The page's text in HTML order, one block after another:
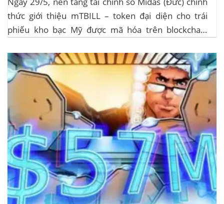
thức giới thiệu mTBILL – token đại diện cho trái
phiếu kho bạc Mỹ được mã hóa trên blockchain
không yêu cầu mức đầu tư tối thiểu. mTBILL được
bảo chứng bằng...